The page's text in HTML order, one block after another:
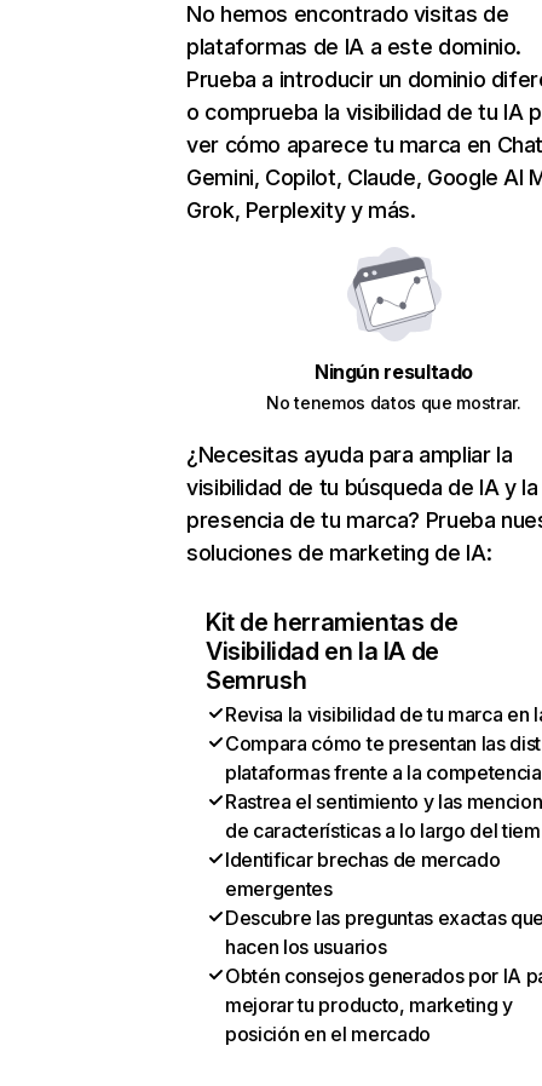
No hemos encontrado visitas de
plataformas de IA a este dominio.
Prueba a introducir un dominio
o comprueba la visibilidad de tu IA
ver cómo aparece tu marca en
Gemini, Copilot, Claude, Google AI
Grok, Perplexity y más.
Ningún resultado
No tenemos datos que mostrar.
¿Necesitas ayuda para ampliar la
visibilidad de tu búsqueda de IA y la
presencia de tu marca? Prueba
soluciones de marketing de IA:
Kit de herramientas de
Visibilidad en la IA de
Semrush
Revisa la visibilidad de tu marca en
Compara cómo te presentan las
plataformas frente a la competencia
Rastrea el sentimiento y las
de características a lo largo del
Identificar brechas de mercado
emergentes
Descubre las preguntas exactas
hacen los usuarios
Obtén consejos generados por IA
mejorar tu producto, marketing y
posición en el mercado